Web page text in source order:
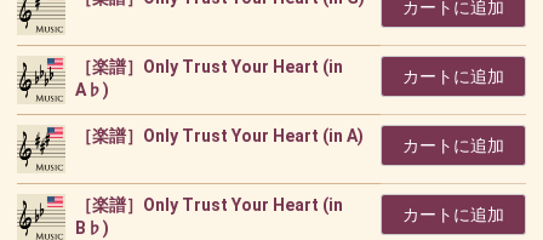
カートに追加
［楽譜］Only Trust Your Heart (in
A♭)
カートに追加
［楽譜］Only Trust Your Heart (in A) カートに追加
［楽譜］Only Trust Your Heart (in
B♭)
カートに追加